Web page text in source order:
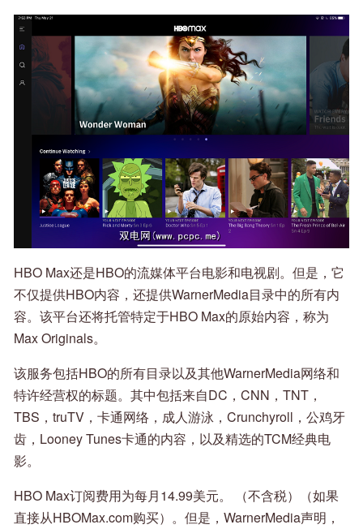
HBO Max还是HBO的流媒体平台电影和电视剧。但是，它
不仅提供HBO内容，还提供WarnerMedia目录中的所有内
容。该平台还将托管特定于HBO Max的原始内容，称为
Max Originals。
该服务包括HBO的所有目录以及其他WarnerMedia网络和
特许经营权的标题。其中包括来自DC，CNN，TNT，
TBS，truTV，卡通网络，成人游泳，Crunchyroll，公鸡牙
齿，Looney Tunes卡通的内容，以及精选的TCM经典电
影。
HBO Max订阅费用为每月14.99美元。 （不含税）（如果
直接从HBOMax.com购买）。但是，WarnerMedia声明，